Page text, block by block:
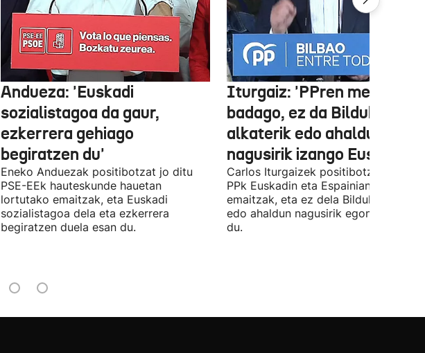
Andueza: 'Euskadi
sozialistagoa da gaur,
ezkerrera gehiago
begiratzen du'
Eneko Anduezak positibotzat jo ditu
PSE-EEk hauteskunde hauetan
lortutako emaitzak, eta Euskadi
sozialistagoa dela eta ezkerrera
begiratzen duela esan du.
Iturgaiz: 'PPren menpe
badago, ez da Bilduko
alkaterik edo ahaldun
nagusirik izango Euskadin'
Carlos Iturgaizek positibotzat jo ditu
PPk Euskadin eta Espainian lortutako
emaitzak, eta ez dela Bilduko
edo ahaldun nagusirik egongo
du.